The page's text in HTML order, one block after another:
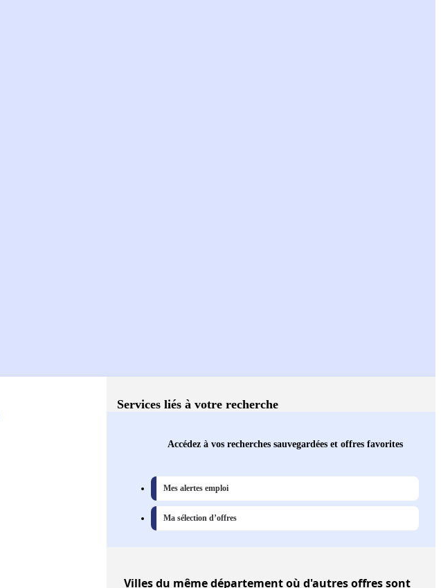
Services liés à votre recherche
Accédez à vos recherches sauvegardées et offres favorites
Mes alertes emploi
Ma sélection d’offres
Villesdu même département où d'autres offres sont